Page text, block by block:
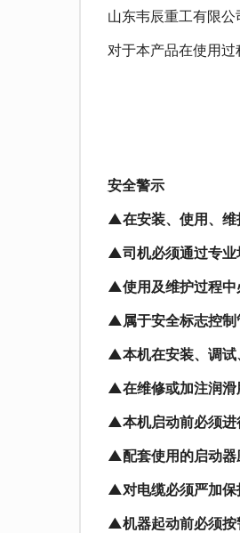
山东韦辰重工有限
对于本产品在使用
安全警示
▲在安装、使用、维
▲司机必须通过专业
▲使用及维护过程中
▲属于安全标志控制
▲本机在安装、调试
▲在维修或加注润滑
▲本机启动前必须进
▲配套使用的启动器
▲对电缆必须严加保
▲机器起动前必须按